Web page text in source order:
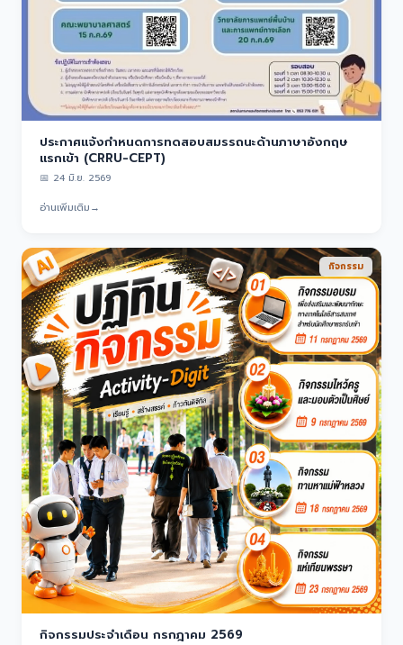
ประกาศแจ้งกำหนดการทดสอบสมรรถนะด้านภาษาอังกฤษ
แรกเข้า (CRRU-CEPT)
📅 24 มิ.ย. 2569
อ่านเพิ่มเติม→
กิจกรรม
กิจกรรมประจำเดือน กรกฎาคม 2569